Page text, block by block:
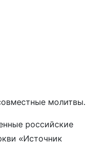
молитвы.
российские
«Источник